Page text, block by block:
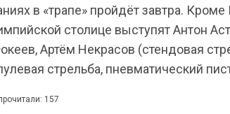
в «трапе» пройдёт завтра.
столице выступят Антон
Артём Некрасов (стендовая
стрельба, пневматический
157